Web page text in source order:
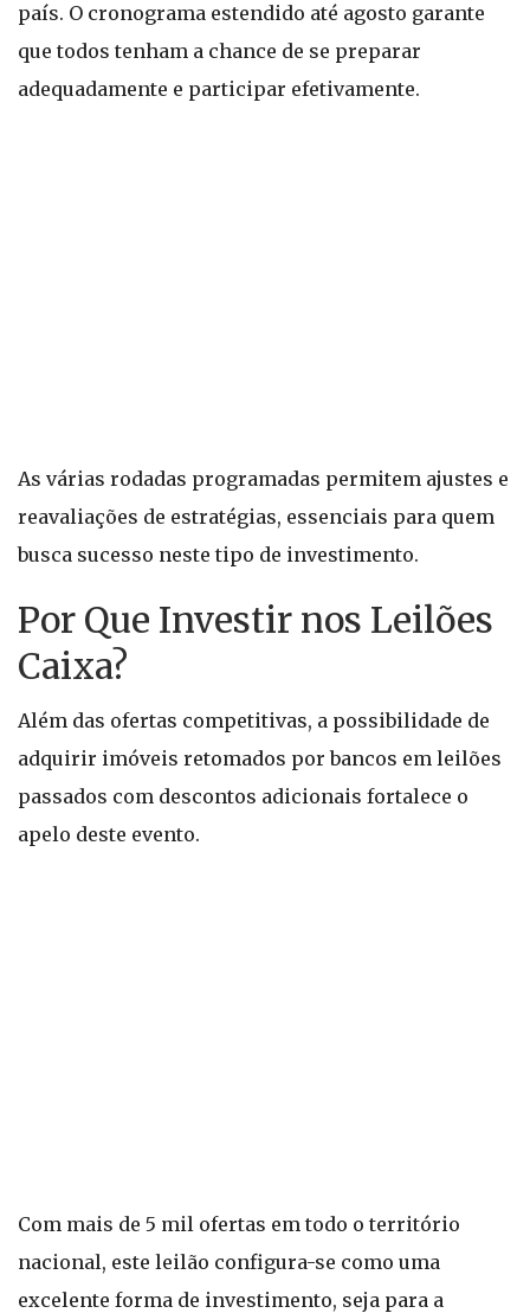
país. O cronograma estendido até agosto garante
que todos tenham a chance de se preparar
adequadamente e participar efetivamente.
As várias rodadas programadas permitem ajustes e
reavaliações de estratégias, essenciais para quem
busca sucesso neste tipo de investimento.
Por Que Investir nos Leilões
Caixa?
Além das ofertas competitivas, a possibilidade de
adquirir imóveis retomados por bancos em leilões
passados com descontos adicionais fortalece o
apelo deste evento.
Com mais de 5 mil ofertas em todo o território
nacional, este leilão configura-se como uma
excelente forma de investimento, seja para a